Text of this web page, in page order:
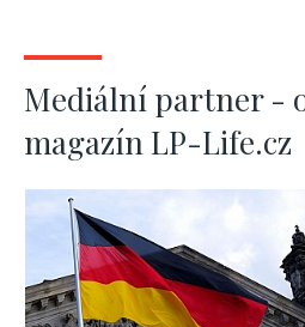
Mediální partner -
magazín LP-Life.cz